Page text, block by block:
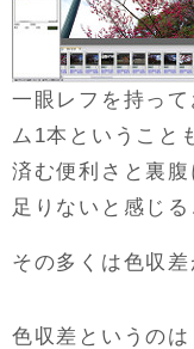
一眼レフを持っ
ム1本ということ
済む便利さと裏
足りないと感じる
その多くは色収差
色収差というの